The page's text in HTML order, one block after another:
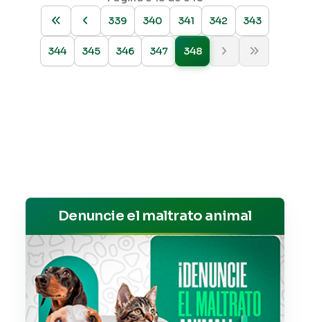
339
340 341 342 343
344 345 346 347 348
Denuncie el maltrato animal